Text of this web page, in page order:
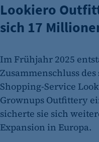
Lookiero
sich 17
Im Frühjahr 2025
Zusammenschluss
Shopping-Service
Grownups Outfittery
sicherte sie sich
Expansion in Europa.